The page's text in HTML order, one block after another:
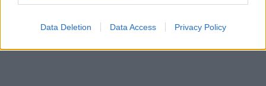
Data Deletion Data Access Privacy Policy